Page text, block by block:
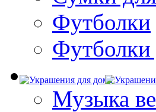
Футболки
Футболки
Музыка